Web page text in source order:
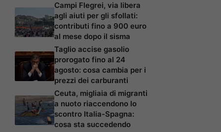
Campi Flegrei, via libera
agli aiuti per gli sfollati:
contributi fino a 900 euro
al mese dopo il sisma
Taglio accise gasolio
prorogato fino al 24
agosto: cosa cambia per i
prezzi dei carburanti
Ceuta, migliaia di migranti
a nuoto riaccendono lo
scontro Italia-Spagna:
cosa sta succedendo